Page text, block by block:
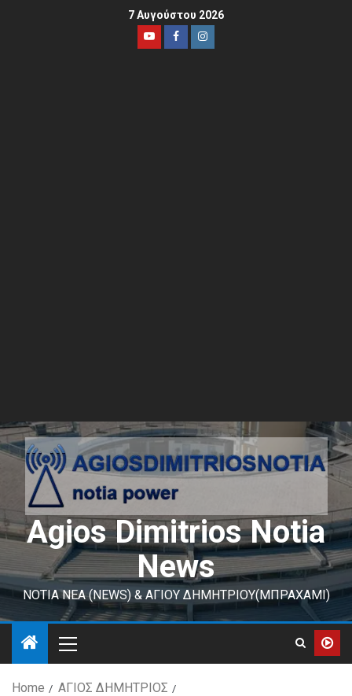
7 Αυγούστου 2026
Agios Dimitrios Notia
News
ΝΟΤΙΑ ΝΕΑ (NEWS) & ΑΓΙΟΥ ΔΗΜΗΤΡΙΟΥ(ΜΠΡΑΧΑΜΙ)
Home
ΑΓΙΟΣ ΔΗΜΗΤΡΙΟΣ